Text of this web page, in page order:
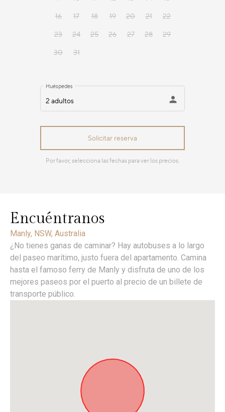
Encuéntranos
Manly, NSW, Australia
¿No tienes ganas de caminar? Hay autobuses a lo largo
del paseo marítimo, justo fuera del apartamento. Camina
hasta el famoso ferry de Manly y disfruta de uno de los
mejores paseos por el puerto al precio de un billete de
transporte público.